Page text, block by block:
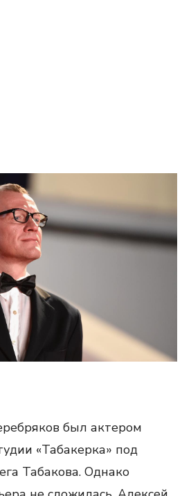
был актером
«Табакерка» под
Табакова. Однако